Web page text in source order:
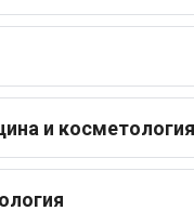
и косметология